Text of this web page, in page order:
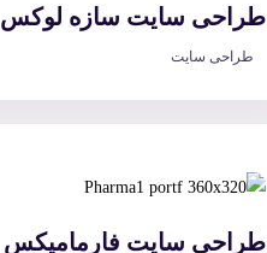
طراحی سایت سازه لوکس
طراحی سایت
طراحی سایت فارمامیکس